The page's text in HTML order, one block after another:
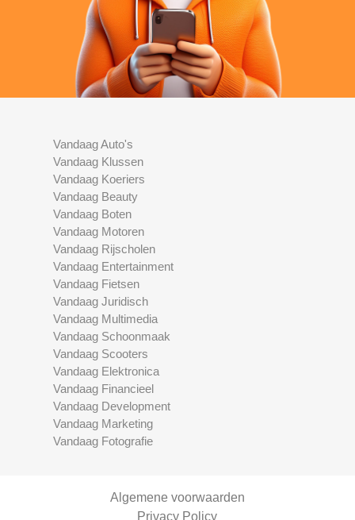
Vandaag Auto's
Vandaag Klussen
Vandaag Koeriers
Vandaag Beauty
Vandaag Boten
Vandaag Motoren
Vandaag Rijscholen
Vandaag Entertainment
Vandaag Fietsen
Vandaag Juridisch
Vandaag Multimedia
Vandaag Schoonmaak
Vandaag Scooters
Vandaag Elektronica
Vandaag Financieel
Vandaag Development
Vandaag Marketing
Vandaag Fotografie
Algemene voorwaarden
Privacy Policy